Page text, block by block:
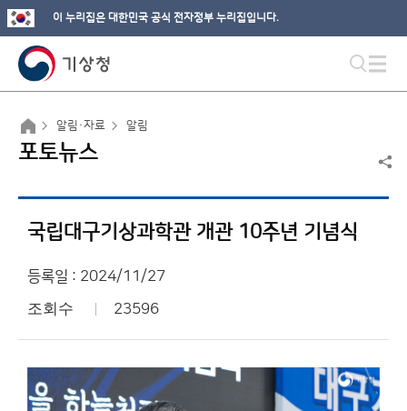
이 누리집은 대한민국 공식 전자정부 누리집입니다.
알림·자료 알림
포토뉴스
국립대구기상과학관 개관 10주년 기념식
등록일 : 2024/11/27
조회수 23596